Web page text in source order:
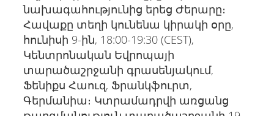
նախագահությունից երեց Ժերարը։
Հավաքը տեղի կունենա կիրակի օրը,
հունիսի 9-ին, 18:00-19:30 (CEST),
Կենտրոնական Եվրոպայի
տարածաշրջանի գրասենյակում,
Ֆենիքս Հաուզ, Ֆրանկֆուրտ,
Գերմանիա։ Կտրամադրվի առցանց